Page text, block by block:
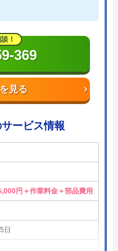
見る
！
369
ービス情報
円＋作業料金＋部品費用
日